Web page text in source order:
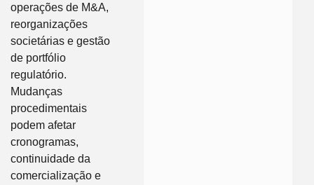
operações de M&A,
reorganizações
societárias e gestão
de portfólio
regulatório.
Mudanças
procedimentais
podem afetar
cronogramas,
continuidade da
comercialização e